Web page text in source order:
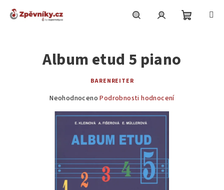
Album etud 5 piano
BARENREITER
Průměrné
produktu
hvězdiček.
Neohodnoceno Podrobnosti hodnocení